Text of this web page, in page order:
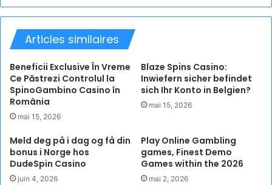
Articles similaires
Beneficii Exclusive În Vreme
Ce Păstrezi Controlul la
SpinoGambino Casino în
România
mai 15, 2026
Blaze Spins Casino:
Inwiefern sicher befindet
sich Ihr Konto in Belgien?
mai 15, 2026
Meld deg på i dag og få din
bonus i Norge hos
DudeSpin Casino
juin 4, 2026
Play Online Gambling
games, Finest Demo
Games within the 2026
mai 2, 2026